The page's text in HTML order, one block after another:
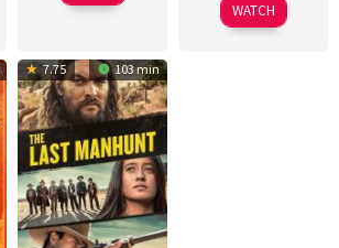
WATCH
7.75 103 min